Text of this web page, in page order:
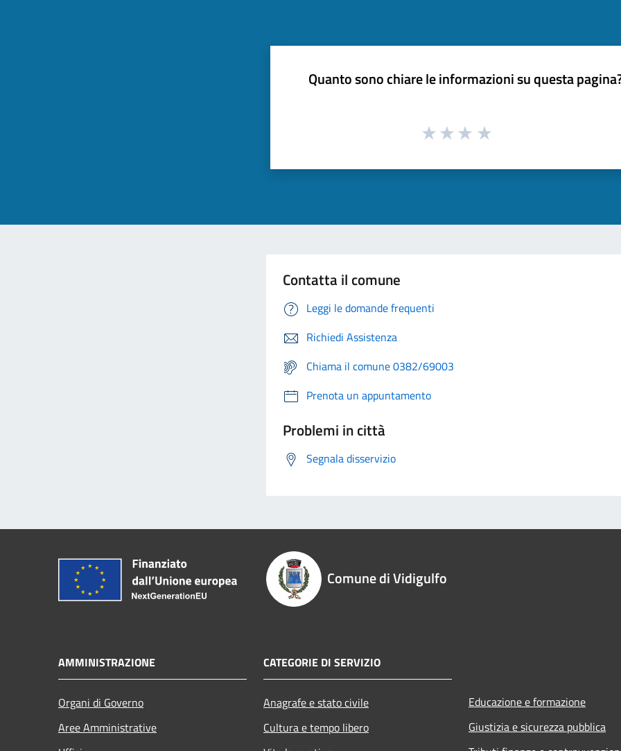
Quanto sono chiare le informazioni su questa
Contatta il comune
Leggi le domande frequenti
Richiedi Assistenza
Chiama il comune 0382/69003
Prenota un appuntamento
Problemi in città
Segnala disservizio
Comune di Vidigulfo
AMMINISTRAZIONE
Organi di Governo
Aree Amministrative
CATEGORIE DI SERVIZIO
Anagrafe e stato civile
Cultura e tempo libero
Educazione e formazione
Giustizia e sicurezza pubblica